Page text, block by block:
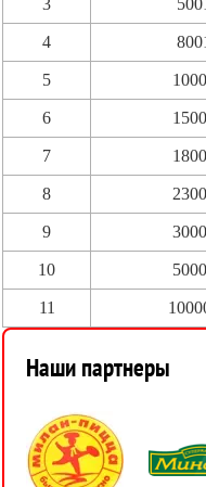
4
5
6
7
8
9
10
11
Наши партнеры